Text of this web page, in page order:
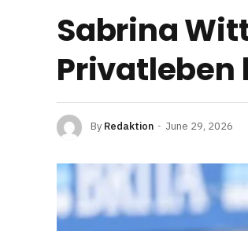
Sabrina
Privatleben
By Redaktion June 29, 2026